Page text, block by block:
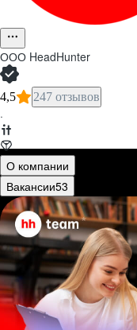
ООО HeadHunter
4,5 247 отзывов
·
О компании
Вакансии53